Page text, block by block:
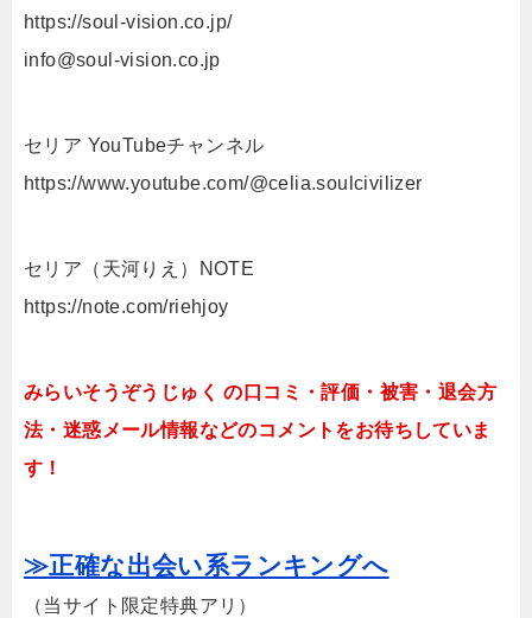
https://soul-vision.co.jp/
info@soul-vision.co.jp
セリア YouTubeチャンネル
https://www.youtube.com/@celia.soulcivilizer
セリア（天河りえ）NOTE
https://note.com/riehjoy
みらいそうぞうじゅく の口コミ・評価・被害・退会方
法・迷惑メール情報などのコメントをお待ちしていま
す！
≫正確な出会い系ランキングへ
（当サイト限定特典アリ）